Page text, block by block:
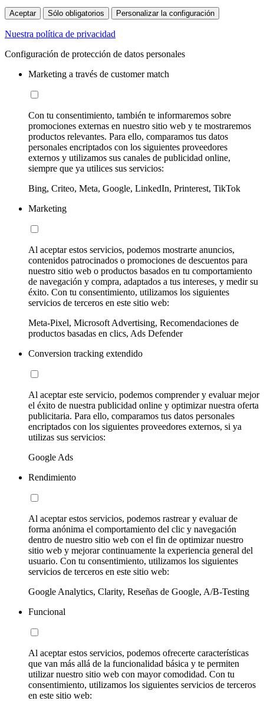
Aceptar Sólo obligatorios Personalizar la configuración
Nuestra política de privacidad
Configuración de protección de datos personales
Marketing a través de customer match
Con tu consentimiento, también te informaremos sobre
promociones externas en nuestro sitio web y te mostraremos
productos relevantes. Para ello, comparamos tus datos
personales encriptados con los siguientes proveedores
externos y utilizamos sus canales de publicidad online,
siempre que ya utilices sus servicios:
Bing, Criteo, Meta, Google, LinkedIn, Printerest, TikTok
Marketing
Al aceptar estos servicios, podemos mostrarte anuncios,
contenidos patrocinados o promociones de descuentos para
nuestro sitio web o productos basados en tu comportamiento
de navegación y compra, adaptados a tus intereses, y medir su
éxito. Con tu consentimiento, utilizamos los siguientes
servicios de terceros en este sitio web:
Meta-Pixel, Microsoft Advertising, Recomendaciones de
productos basadas en clics, Ads Defender
Conversion tracking extendido
Al aceptar este servicio, podemos comprender y evaluar mejor
el éxito de nuestra publicidad online y optimizar nuestra oferta
publicitaria. Para ello, comparamos tus datos personales
encriptados con los siguientes proveedores externos, si ya
utilizas sus servicios:
Google Ads
Rendimiento
Al aceptar estos servicios, podemos rastrear y evaluar de
forma anónima el comportamiento del clic y navegación
dentro de nuestro sitio web con el fin de optimizar nuestro
sitio web y mejorar continuamente la experiencia general del
usuario. Con tu consentimiento, utilizamos los siguientes
servicios de terceros en este sitio web:
Google Analytics, Clarity, Reseñas de Google, A/B-Testing
Funcional
Al aceptar estos servicios, podemos ofrecerte características
que van más allá de la funcionalidad básica y te permiten
utilizar nuestro sitio web con mayor comodidad. Con tu
consentimiento, utilizamos los siguientes servicios de terceros
en este sitio web: